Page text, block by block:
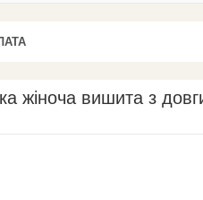
жіноча вишита з